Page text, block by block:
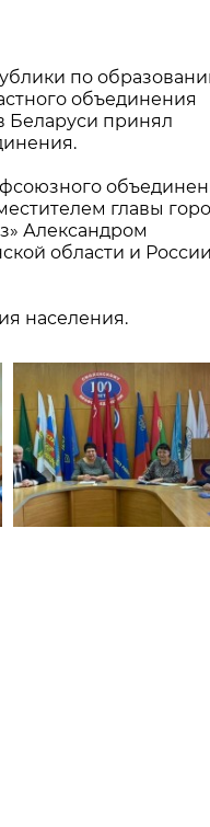
по
объединения
Беларуси принял
главы
Александром
области и
населения.